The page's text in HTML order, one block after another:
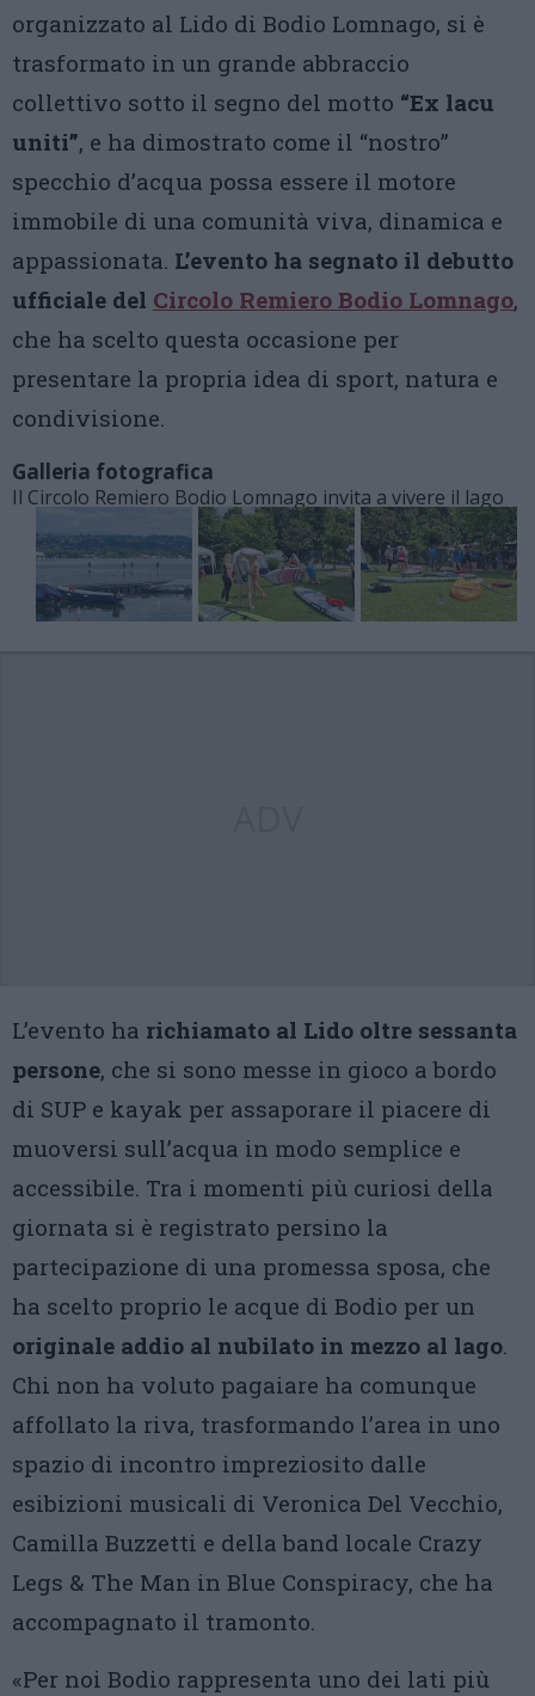
organizzato al Lido di Bodio Lomnago, si è
trasformato in un grande abbraccio
collettivo sotto il segno del motto “Ex lacu
uniti”, e ha dimostrato come il “nostro”
specchio d’acqua possa essere il motore
immobile di una comunità viva, dinamica e
appassionata. L’evento ha segnato il debutto
ufficiale del Circolo Remiero Bodio Lomnago,
che ha scelto questa occasione per
presentare la propria idea di sport, natura e
condivisione.
Galleria fotografica
Il Circolo Remiero Bodio Lomnago invita a vivere il lago
L’evento ha richiamato al Lido oltre sessanta
persone, che si sono messe in gioco a bordo
di SUP e kayak per assaporare il piacere di
muoversi sull’acqua in modo semplice e
accessibile. Tra i momenti più curiosi della
giornata si è registrato persino la
partecipazione di una promessa sposa, che
ha scelto proprio le acque di Bodio per un
originale addio al nubilato in mezzo al lago.
Chi non ha voluto pagaiare ha comunque
affollato la riva, trasformando l’area in uno
spazio di incontro impreziosito dalle
esibizioni musicali di Veronica Del Vecchio,
Camilla Buzzetti e della band locale Crazy
Legs & The Man in Blue Conspiracy, che ha
accompagnato il tramonto.
«Per noi Bodio rappresenta uno dei lati più